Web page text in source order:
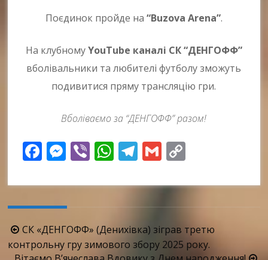
Поєдинок пройде на “Buzova Arena”.
На клубномуYouTube каналі СК “ДЕНГОФФ”
вболівальники та любителі футболу зможуть
подивитися пряму трансляцію гри.
Вболіваємо за “ДЕНГОФФ” разом!
Facebook
Messenger
ViberWhatsApp
Telegram
Gmail
Навігація
по
СК «ДЕНГОФФ» (Денихівка) зіграв третю
контрольну гру зимового збору 2025 року.